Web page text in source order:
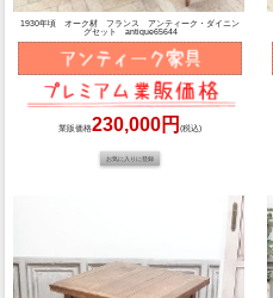
1930年頃 オーク材 フランス アンティーク・ダイニン
グセット antique65644
業販価格230,000円(税込)